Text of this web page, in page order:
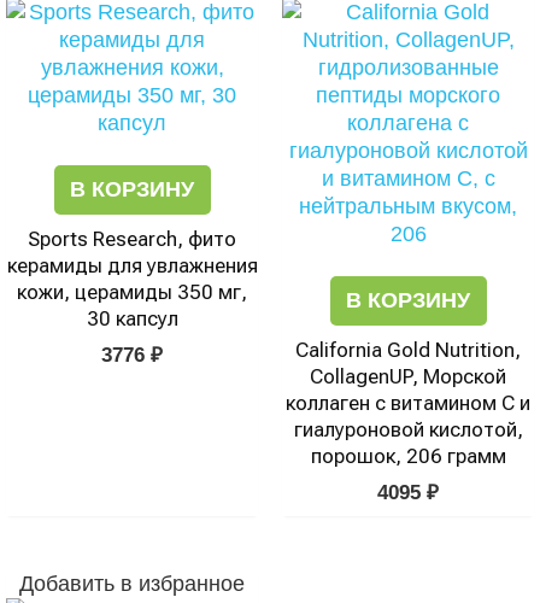
В КОРЗИНУ
Sports Research, фито
керамиды для увлажнения
кожи, церамиды 350 мг,
30 капсул
3776 ₽
В КОРЗИНУ
California Gold Nutrition,
CollagenUP, Морской
коллаген с витамином С и
гиалуроновой кислотой,
порошок, 206 грамм
4095 ₽
Добавить в избранное